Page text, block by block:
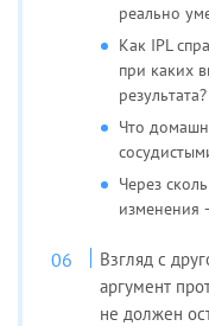
реально
Как IPL
при каких
результата?
Что
Через
изменения
Взгляд с
аргумент
не должен